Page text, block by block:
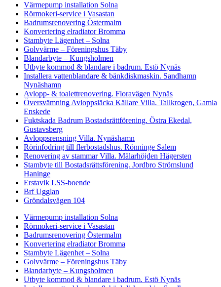
Värmepump installation Solna
Rörmokeri-service i Vasastan
Badrumsrenovering Östermalm
Konvertering elradiator Bromma
Stambyte Lägenhet – Solna
Golvvärme – Föreningshus Täby
Blandarbyte – Kungsholmen
Utbyte kommod & blandare i badrum. Estö Nynäs
Installera vattenblandare & bänkdiskmaskin. Sandhamn
Nynäshamn
Avlopp- & toalettrenovering. Floravägen Nynäs
Översvämning Avloppsläcka Källare Villa. Tallkrogen, Gamla
Enskede
Fuktskada Badrum Bostadsrättförening. Östra Ekedal,
Gustavsberg
Avloppsrensning Villa. Nynäshamn
Rörinfodring till flerbostadshus. Rönninge Salem
Renovering av stammar Villa. Mälarhöjden Hägersten
Stambyte till Bostadsrättsförening. Jordbro Strömslund
Haninge
Erstavik LSS-boende
Brf Ugglan
Gröndalsvägen 104
Värmepump installation Solna
Rörmokeri-service i Vasastan
Badrumsrenovering Östermalm
Konvertering elradiator Bromma
Stambyte Lägenhet – Solna
Golvvärme – Föreningshus Täby
Blandarbyte – Kungsholmen
Utbyte kommod & blandare i badrum. Estö Nynäs